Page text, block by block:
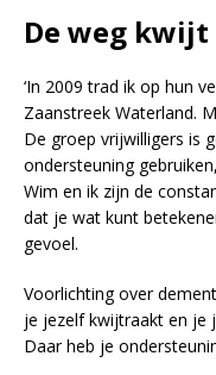
De weg
‘In 2009 trad ik op hun
Zaanstreek Waterland.
De groep vrijwilligers is
ondersteuning
Wim en ik zijn de
dat je wat kunt
gevoel.
Voorlichting over
je jezelf kwijtraakt en je
Daar heb je